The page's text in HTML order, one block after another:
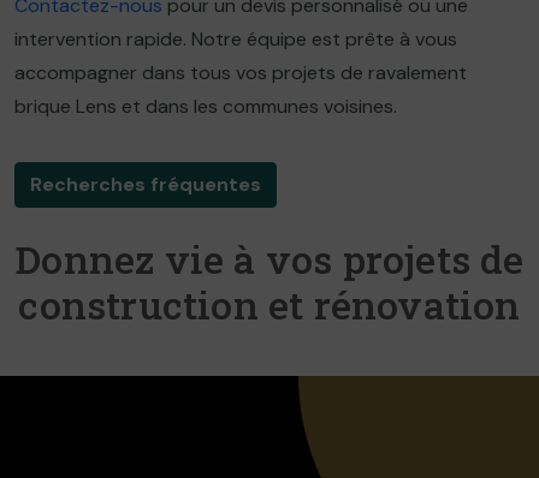
Contactez-nous pour un devis personnalisé ou une
intervention rapide. Notre équipe est prête à vous
accompagner dans tous vos projets de ravalement
brique Lens et dans les communes voisines.
Recherches fréquentes
Donnez vie à vos projets de
construction et rénovation